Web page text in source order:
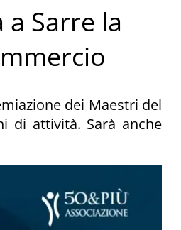
a Sarre la
dei Maestri del
di attività. Sarà anche